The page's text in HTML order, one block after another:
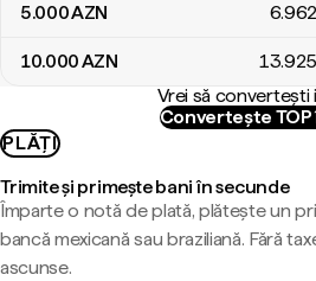
5.000AZN 6.962
10.000AZN
Vrei să convertești
Convertește TOP
PLĂȚI
Trimite și primește bani în secunde
Împarte o notă de plată, plătește un
bancă mexicană sau braziliană. Fără
ascunse.